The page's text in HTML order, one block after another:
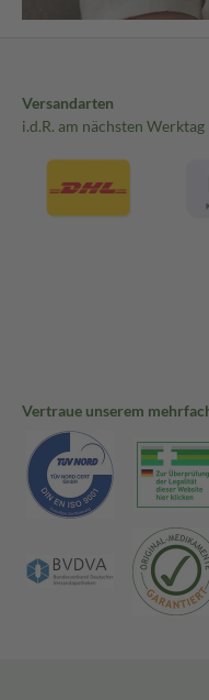
Versandarten
i.d.R. am nächsten Werktag
Vertraue unserem